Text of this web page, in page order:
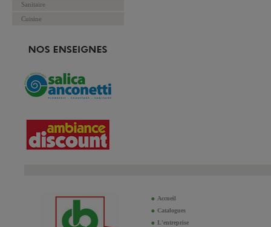
Sanitaire
Cuisine
Accueil
Catalogues
L'entreprise